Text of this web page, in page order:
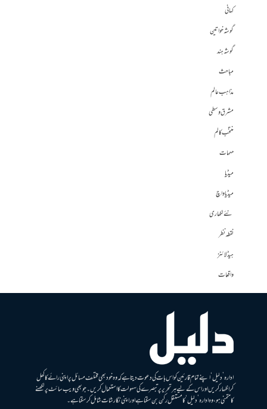
کہانی
گوشہ خواتین
گوشہ ہند
مباحث
مذاہب عالم
مشرق وسطی
منتخب کالم
مہمات
میڈیا
میڈیا واچ
نئے لکھاری
نقطہ نظر
ہیڈلائنز
واقعات
ادارہ ’دلیل‘ اپنے تمام قارئین کو اس بات کی دعوت دیتا ہے کہ وہ خود بھی مختلف مسائل پر اپنی رائے کا کھل
کر اظہار کریں اور اس کے لیے ہر تحریر پر تبصرے کی سہولت کا استعمال کریں۔ جو بھی ویب سائٹ پر لکھنے
کا متمنی ہو، وہ ادارہ ’دلیل‘ کا مستقل رکن بن سکتا ہے اور اپنی نگارشات شامل کرسکتا ہے۔